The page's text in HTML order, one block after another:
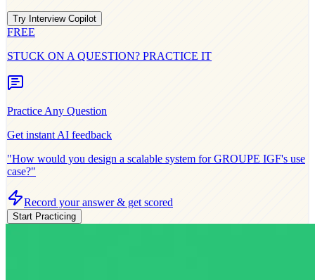
Try Interview Copilot
FREE
STUCK ON A QUESTION? PRACTICE IT
Practice Any Question
Get instant AI feedback
"How would you design a scalable system forGROUPE IGF's use
case?"
Record your answer & get scored
Start Practicing